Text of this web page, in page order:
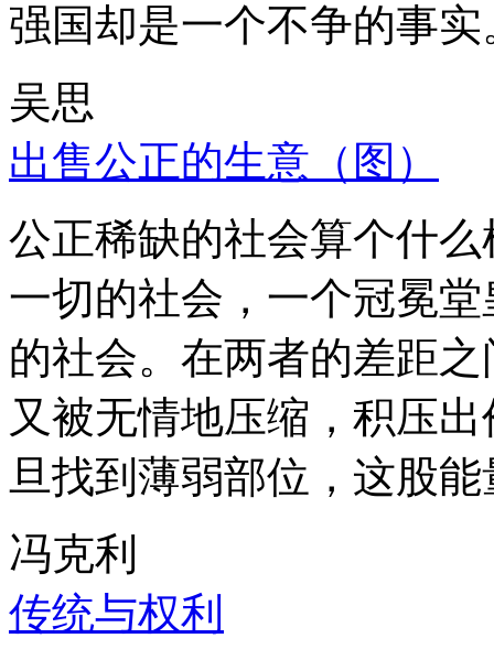
强国却是一个不争的事实
吴思
出售公正的生意（图）
公正稀缺的社会算个什
一切的社会，一个冠冕
的社会。在两者的差距
又被无情地压缩，积压
旦找到薄弱部位，这股
冯克利
传统与权利